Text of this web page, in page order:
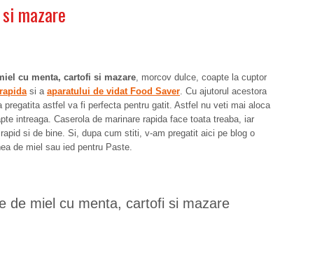
mazare
cu menta, cartofi si mazare, morcov dulce, coapte la cuptor
si a aparatului de vidat Food Saver. Cu ajutorul acestora
pregatita astfel va fi perfecta pentru gatit. Astfel nu veti mai aloca
intreaga. Caserola de marinare rapida face toata treaba, iar
si de bine. Si, dupa cum stiti, v-am pregatit aici pe blog o
de miel sau ied pentru Paste.
de miel cu menta, cartofi si mazare